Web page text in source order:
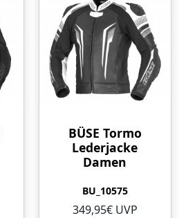
BÜSE Tormo
Lederjacke
Damen
BU_10575
349,95€ UVP